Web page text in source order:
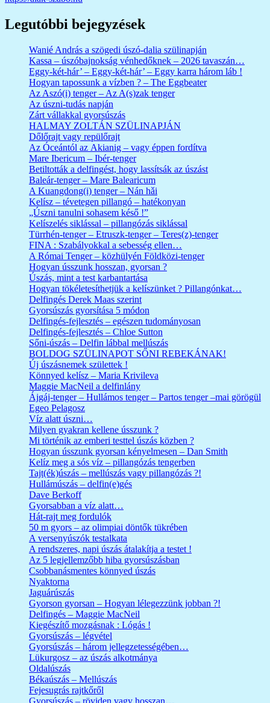
Legutóbbi bejegyzések
Wanié András a szögedi úszó-dalia szülinapján
Kassa – úszóbajnokság vénhedőknek – 2026 tavaszán…
Eggy-két-hár’ – Eggy-két-hár’ – Eggy karra három láb !
Hogyan tapossunk a vízben ? – The Eggbeater
Az Aszó(i) tenger – Az A(s)zak tenger
Az úszni-tudás napján
Zárt vállakkal gyorsúszás
HALMAY ZOLTÁN SZÜLINAPJÁN
Dőlőrajt vagy repülőrajt
Az Óceántól az Akianig – vagy éppen fordítva
Mare Ibericum – Ibér-tenger
Betiltották a delfingést, hogy lassítsák az úszást
Baleár-tenger – Mare Balearicum
A Kuangdong(i) tenger – Nán hǎi
Kelísz – tévetegen pillangó – hatékonyan
„Úszni tanulni sohasem késő !”
Kelíszelés siklással – pillangózás siklással
Türrhén-tenger – Etruszk-tenger – Teres(z)-tenger
FINA : Szabályokkal a sebesség ellen…
A Római Tenger – közhülyén Földközi-tenger
Hogyan ússzunk hosszan, gyorsan ?
Úszás, mint a test karbantartása
Hogyan tökéletesíthetjük a kelíszünket ? Pillangónkat…
Delfingés Derek Maas szerint
Gyorsúszás gyorsítása 5 módon
Delfingés-fejlesztés – egészen tudományosan
Delfingés-fejlesztés – Chloe Sutton
Sőni-úszás – Delfin lábbal mellúszás
BOLDOG SZÜLINAPOT SŐNI REBEKÁNAK!
Új úszásnemek születtek !
Könnyed kelísz – Maria Krivileva
Maggie MacNeil a delfinlány
Ájgáj-tenger – Hullámos tenger – Partos tenger –mai görögül
Egeo Pelagosz
Víz alatt úszni…
Milyen gyakran kellene ússzunk ?
Mi történik az emberi testtel úszás közben ?
Hogyan ússzunk gyorsan kényelmesen – Dan Smith
Kelíz meg a sós víz – pillangózás tengerben
Tajt(ék)úszás – mellúszás vagy pillangózás ?!
Hullámúszás – delfin(e)gés
Dave Berkoff
Gyorsabban a víz alatt…
Hát-rajt meg fordulók
50 m gyors – az olimpiai döntők tükrében
A versenyúszók testalkata
A rendszeres, napi úszás átalakítja a testet !
Az 5 legjellemzőbb hiba gyorsúszásban
Csobbanásmentes könnyed úszás
Nyaktorna
Jaguárúszás
Gyorson gyorsan – Hogyan lélegezzünk jobban ?!
Delfingés – Maggie MacNeil
Kiegészítő mozgásnak : Lógás !
Gyorsúszás – légvétel
Gyorsúszás – három jellegzetességében…
Lükurgosz – az úszás alkotmánya
Oldalúszás
Békaúszás – Mellúszás
Fejesugrás rajtkőről
Gyorsúszás – röviden vagy hosszan…